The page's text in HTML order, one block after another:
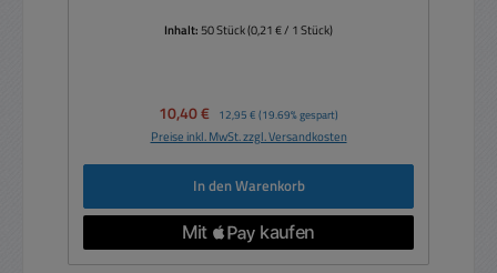
Inhalt: 50 Stück(0,21 € / 1 Stück)
Verkaufspreis:
10,40 € Regulärer Preis:
12,95 € (19.69% gespart)
Preise inkl. MwSt. zzgl. Versandkosten
In den Warenkorb